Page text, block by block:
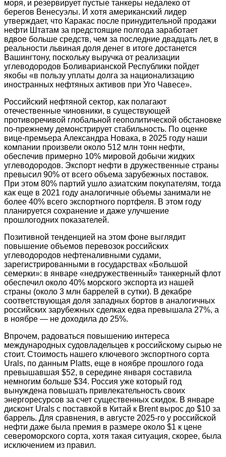
моря, и резервирует пустые танкеры недалеко от
берегов Венесуэлы. И хотя американский лидер
утверждает, что Каракас после принудительной продажи
нефти Штатам за предстоящие полгода заработает
вдвое больше средств, чем за последние двадцать лет, в
реальности львиная доля денег в итоге достанется
Вашингтону, поскольку выручка от реализации
углеводородов Боливарианской Республики пойдет
якобы «в пользу уплаты долга за национализацию
иностранных нефтяных активов при Уго Чавесе».
Российский нефтяной сектор, как полагают
отечественные чиновники, в существующей
противоречивой глобальной геополитической обстановке
по-прежнему демонстрирует стабильность. По оценке
вице-премьера Александра Новака, в 2025 году наши
компании произвели около 512 млн тонн нефти,
обеспечив примерно 10% мировой добычи жидких
углеводородов. Экспорт нефти в дружественные страны
превысил 90% от всего объема зарубежных поставок.
При этом 80% партий ушло азиатским покупателям, тогда
как еще в 2021 году аналогичные объемы занимали не
более 40% всего экспортного портфеля. В этом году
планируется сохранение и даже улучшение
прошлогодних показателей.
Позитивной тенденцией на этом фоне выглядит
повышение объемов перевозок российских
углеводородов нефтеналивными судами,
зарегистрированными в государствах «Большой
семерки»: в январе «недружественный» танкерный флот
обеспечил около 40% морского экспорта из нашей
страны (около 3 млн баррелей в сутки). В декабре
соответствующая доля западных бортов в аналогичных
российских зарубежных сделках едва превышала 27%, а
в ноябре — не доходила до 25%.
Впрочем, радоваться повышению интереса
международных судовладельцев к российскому сырью не
стоит. Стоимость нашего ключевого экспортного сорта
Urals, по данным Рlаtts, еще в ноябре прошлого года
превышавшая $52, в середине января составила
немногим больше $34. Россия уже который год
вынуждена повышать привлекательность своих
энергоресурсов за счет существенных скидок. В январе
дисконт Urals с поставкой в Китай к Brent вырос до $10 за
баррель. Для сравнения, в августе 2025-го у российской
нефти даже была премия в размере около $1 к цене
североморского сорта, хотя такая ситуация, скорее, была
исключением из правил.